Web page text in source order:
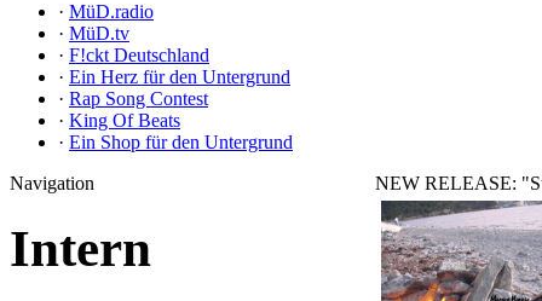
· MüD.radio
· MüD.tv
· F!ckt Deutschland
· Ein Herz für den Untergrund
· Rap Song Contest
· King Of Beats
· Ein Shop für den Untergrund
Navigation
Intern
NEW RELEASE: